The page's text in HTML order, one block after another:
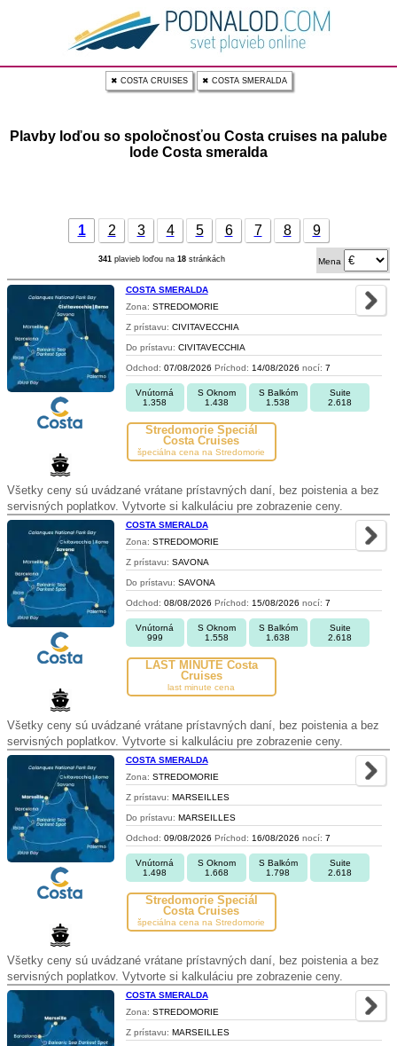
✖ COSTA CRUISES ✖ COSTA SMERALDA
Plavby loďou so spoločnosťou Costa cruises na palube
lode Costa smeralda
1 2 3 4 5 6 7 8 9
341 plavieb loďou na 18 stránkách Mena
COSTA SMERALDA
Zona: STREDOMORIE
Z prístavu: CIVITAVECCHIA
Do prístavu: CIVITAVECCHIA
Odchod: 07/08/2026 Príchod: 14/08/2026 nocí: 7
Vnútorná
1.358
S Oknom
1.438
S Balkóm
1.538
Suite
2.618
Stredomorie Špeciál
Costa Cruises
špeciálna cena na Stredomorie
Všetky ceny sú uvádzané vrátane prístavných daní, bez poistenia a bez
servisných poplatkov. Vytvorte si kalkuláciu pre zobrazenie ceny.
COSTA SMERALDA
Zona: STREDOMORIE
Z prístavu: SAVONA
Do prístavu: SAVONA
Odchod: 08/08/2026 Príchod: 15/08/2026 nocí: 7
Vnútorná
999
S Oknom
1.558
S Balkóm
1.638
Suite
2.618
LAST MINUTE Costa
Cruises
last minute cena
Všetky ceny sú uvádzané vrátane prístavných daní, bez poistenia a bez
servisných poplatkov. Vytvorte si kalkuláciu pre zobrazenie ceny.
COSTA SMERALDA
Zona: STREDOMORIE
Z prístavu: MARSEILLES
Do prístavu: MARSEILLES
Odchod: 09/08/2026 Príchod: 16/08/2026 nocí: 7
Vnútorná
1.498
S Oknom
1.668
S Balkóm
1.798
Suite
2.618
Stredomorie Špeciál
Costa Cruises
špeciálna cena na Stredomorie
Všetky ceny sú uvádzané vrátane prístavných daní, bez poistenia a bez
servisných poplatkov. Vytvorte si kalkuláciu pre zobrazenie ceny.
COSTA SMERALDA
Zona: STREDOMORIE
Z prístavu: MARSEILLES